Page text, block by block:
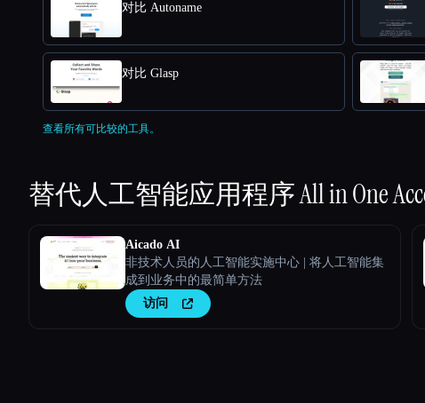
对比 Autoname
对比 Glasp
查看所有可比较的工具。
替代人工智能应用程序All in One
Aicado AI
非技术人员的人工智能实施中心 | 将人工智能集
成到业务中的最简单方法
访问